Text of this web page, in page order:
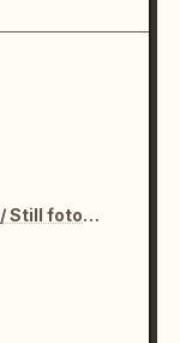
Fermo immagine cinematografico / Still fotografico